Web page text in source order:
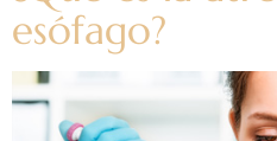
esófago?